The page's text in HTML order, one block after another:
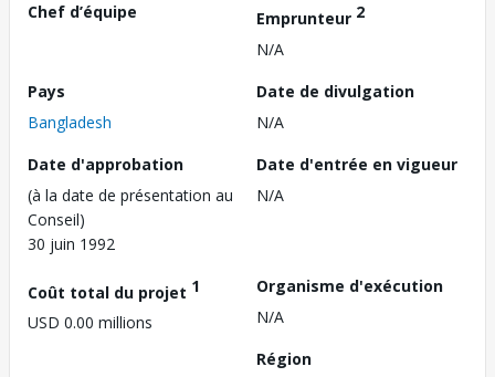
Chef d’équipe
Emprunteur 2
N/A
Pays
Bangladesh
Date de divulgation
N/A
Date d'approbation
(à la date de présentation au
Conseil)
30 juin 1992
Date d'entrée en vigueur
N/A
Coût total du projet 1
USD 0.00 millions
Organisme d'exécution
N/A
Région